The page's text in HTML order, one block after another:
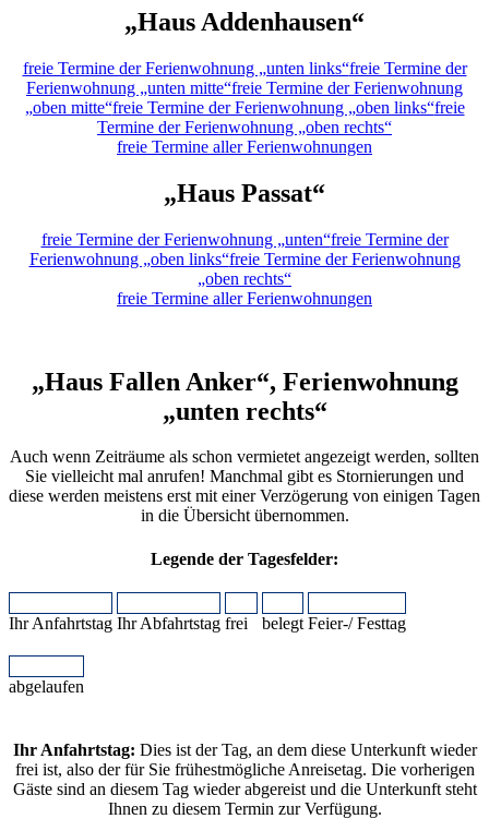
„Haus Addenhausen“
freie Termine der Ferienwohnung „unten links“freie Termine der
Ferienwohnung „unten mitte“freie Termine der Ferienwohnung
„oben mitte“freie Termine der Ferienwohnung „oben links“freie
Termine der Ferienwohnung „oben rechts“
freie Termine aller Ferienwohnungen
„Haus Passat“
freie Termine der Ferienwohnung „unten“freie Termine der
Ferienwohnung „oben links“freie Termine der Ferienwohnung
„oben rechts“
freie Termine aller Ferienwohnungen
„Haus Fallen Anker“, Ferienwohnung
„unten rechts“
Auch wenn Zeiträume als schon vermietet angezeigt werden, sollten
Sie vielleicht mal anrufen! Manchmal gibt es Stornierungen und
diese werden meistens erst mit einer Verzögerung von einigen Tagen
in die Übersicht übernommen.
Legende der Tagesfelder:
Ihr Anfahrtstag Ihr Abfahrtstag frei belegt Feier-/ Festtag
abgelaufen
Ihr Anfahrtstag: Dies ist der Tag, an dem diese Unterkunft wieder
frei ist, also der für Sie frühestmögliche Anreisetag. Die vorherigen
Gäste sind an diesem Tag wieder abgereist und die Unterkunft steht
Ihnen zu diesem Termin zur Verfügung.